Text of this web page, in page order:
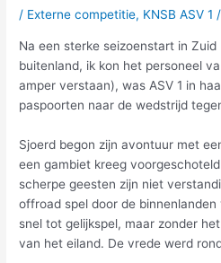
/ Externe competitie, KNSB ASV 1
Na een sterke seizoenstart in
buitenland, ik kon het personeel
amper verstaan), was ASV 1 in
paspoorten naar de wedstrijd
Sjoerd begon zijn avontuur met
een gambiet kreeg
scherpe geesten zijn niet
offroad spel door de
snel tot gelijkspel, maar zonder
van het eiland. De vrede werd